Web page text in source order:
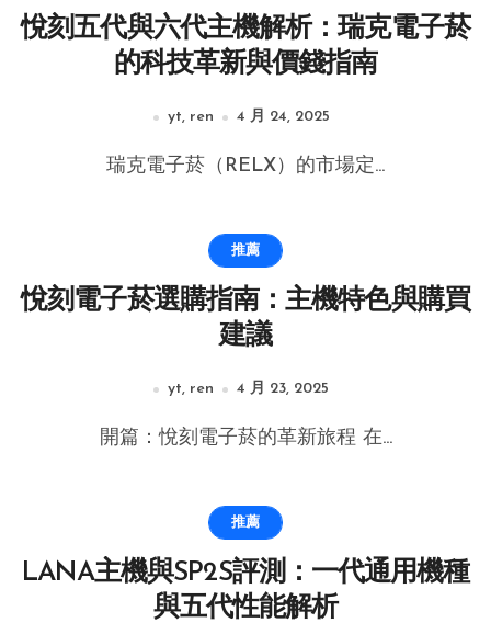
悅刻五代與六代主機解析：瑞克電子菸
的科技革新與價錢指南
yt, ren 4 月 24, 2025
瑞克電子菸（RELX）的市場定...
推薦
悅刻電子菸選購指南：主機特色與購買
建議
yt, ren 4 月 23, 2025
開篇：悅刻電子菸的革新旅程 在...
推薦
LANA主機與SP2S評測：一代通用機種
與五代性能解析